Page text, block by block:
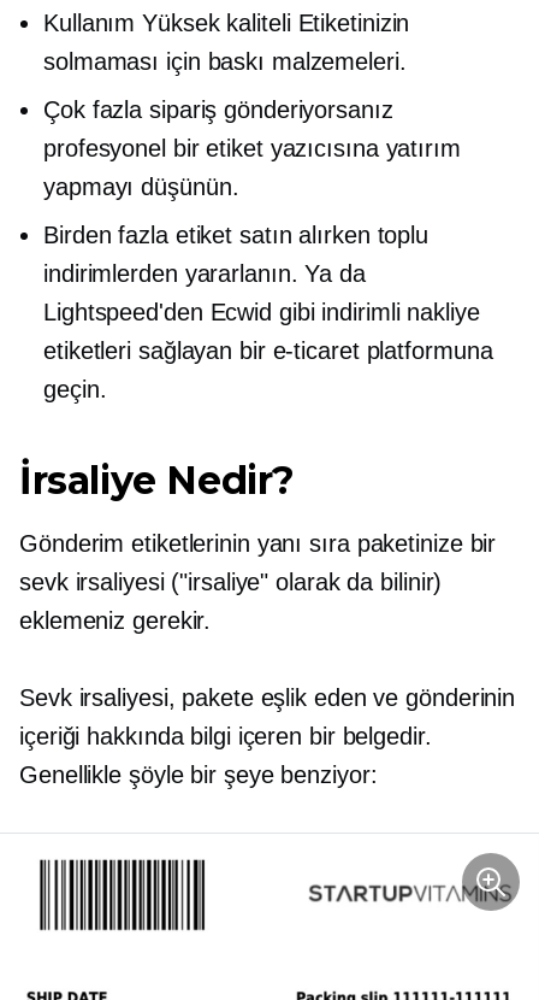
KullanımYüksek kaliteliEtiketinizin
solmaması için baskı malzemeleri.
Çok fazla sipariş gönderiyorsanız
profesyonel bir etiket yazıcısına yatırım
yapmayı düşünün.
Birden fazla etiket satın alırken toplu
indirimlerden yararlanın. Ya da
Lightspeed'den Ecwid gibi indirimli nakliye
etiketleri sağlayan bir e-ticaret platformuna
geçin.
İrsaliye Nedir?
Gönderim etiketlerinin yanı sıra paketinize bir
sevk irsaliyesi ("irsaliye" olarak da bilinir)
eklemeniz gerekir.
Sevk irsaliyesi, pakete eşlik eden ve gönderinin
içeriği hakkında bilgi içeren bir belgedir.
Genellikle şöyle bir şeye benziyor: